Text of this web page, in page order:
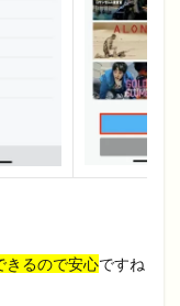
きるので安心ですね